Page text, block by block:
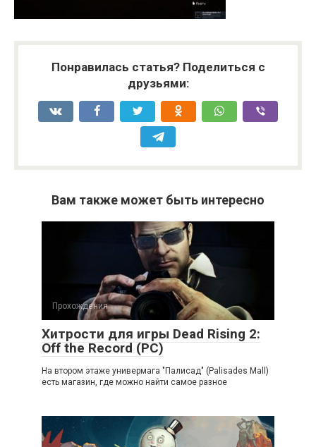
Понравилась статья? Поделиться с
друзьями:
Вам также может быть интересно
Прохождения
Хитрости для игры Dead Rising 2:
Off the Record (PC)
На втором этаже универмага "Палисад" (Palisades Mall)
есть магазин, где можно найти самое разное